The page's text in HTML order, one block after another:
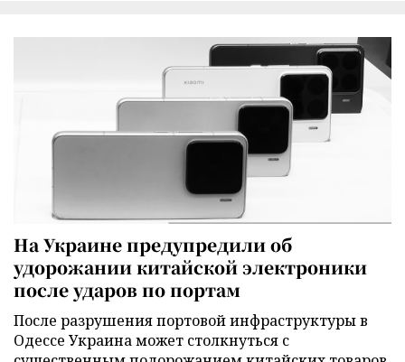
На Украине предупредили об
удорожании китайской электроники
после ударов по портам
После разрушения портовой инфраструктуры в
Одессе Украина может столкнуться с